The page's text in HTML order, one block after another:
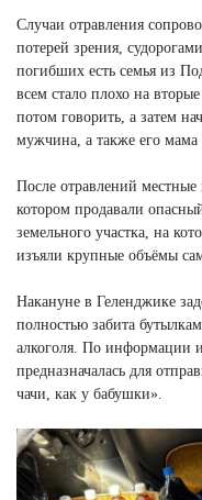
Случаи отравления
потерей зрения,
погибших есть семья из
всем стало плохо на
потом говорить, а затем
мужчина, а также его мама
После отравлений
котором продавали
земельного участка, на
изъяли крупные объёмы
Накануне в Геленджике
полностью забита
алкоголя. По информации
предназначалась для
чачи, как у бабушки».